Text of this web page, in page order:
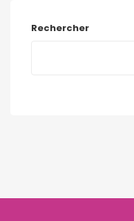
Rechercher